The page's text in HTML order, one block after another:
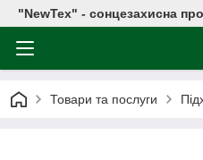
"NewTex" - сонцезахисна
Товари та послуги